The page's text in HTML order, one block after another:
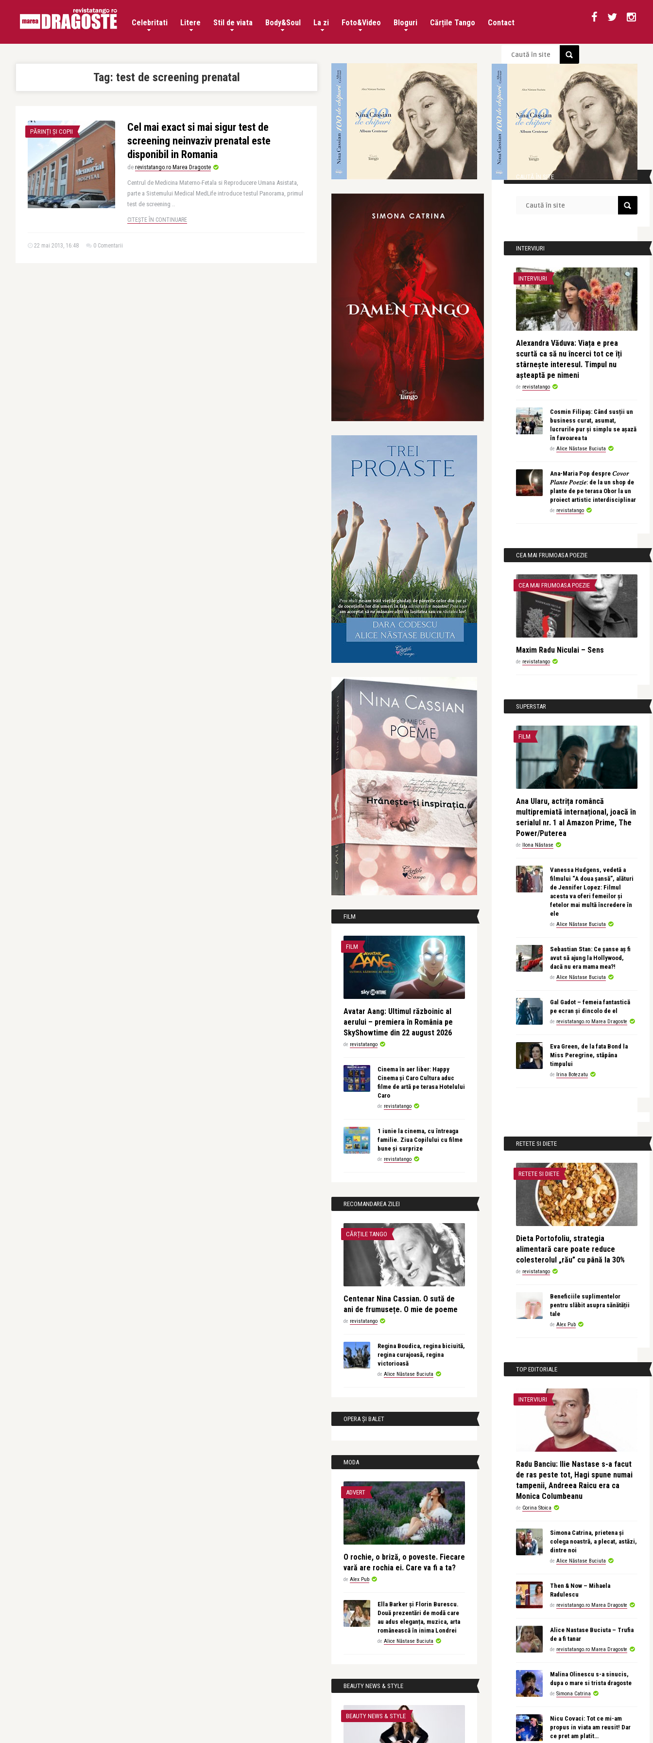
Celebritati Litere Stil de viata Body&Soul La zi Foto&Video Bloguri Cărțile Tango Contact
Tag: test de screening prenatal
PĂRINȚI ȘI COPII
Cel mai exact si mai sigur test de
screening neinvaziv prenatal este
disponibil in Romania
de revistatango.ro Marea Dragoste
Centrul de Medicina Materno-Fetala si Reproducere Umana Asistata,
parte a Sistemului Medical MedLife introduce testul Panorama, primul
test de screening ..
CITEȘTE ÎN CONTINUARE
22 mai 2013, 16:48 0 Comentarii
FILM
FILM
Avatar Aang: Ultimul războinic al
aerului – premiera în România pe
SkyShowtime din 22 august 2026
de revistatango
Cinema în aer liber: Happy
Cinema și Caro Cultura aduc
filme de artă pe terasa Hotelului
Caro
de revistatango
1 iunie la cinema, cu întreaga
familie. Ziua Copilului cu filme
bune și surprize
de revistatango
RECOMANDAREA ZILEI
CĂRȚILE TANGO
Centenar Nina Cassian. O sută de
ani de frumusețe. O mie de poeme
de revistatango
Regina Boudica, regina biciuită,
regina curajoasă, regina
victorioasă
de Alice Năstase Buciuta
OPERA ȘI BALET
MODA
ADVERT
O rochie, o briză, o poveste. Fiecare
vară are rochia ei. Care va fi a ta?
de Alex Pub
Ella Barker și Florin Burescu.
Două prezentări de modă care
au adus eleganța, muzica, arta
românească în inima Londrei
de Alice Năstase Buciuta
BEAUTY NEWS & STYLE
BEAUTY NEWS & STYLE
CAUTĂ ÎN SITE
INTERVIURI
INTERVIURI
Alexandra Văduva: Viața e prea
scurtă ca să nu încerci tot ce îți
stârnește interesul. Timpul nu
așteaptă pe nimeni
de revistatango
Cosmin Filipaș: Când susții un
business curat, asumat,
lucrurile pur și simplu se așază
în favoarea ta
de Alice Năstase Buciuta
Ana-Maria Pop despre 𝐶𝑜𝑣𝑜𝑟
𝑃𝑙𝑎𝑛𝑡𝑒 𝑃𝑜𝑒𝑧𝑖𝑒: de la un shop de
plante de pe terasa Obor la un
proiect artistic interdisciplinar
de revistatango
CEA MAI FRUMOASA POEZIE
CEA MAI FRUMOASA POEZIE
Maxim Radu Niculai – Sens
de revistatango
SUPERSTAR
FILM
Ana Ularu, actrița româncă
multipremiată internațional, joacă în
serialul nr. 1 al Amazon Prime, The
Power/Puterea
de Ilona Năstase
Vanessa Hudgens, vedetă a
filmului “A doua șansă”, alături
de Jennifer Lopez: Filmul
acesta va oferi femeilor și
fetelor mai multă încredere în
ele
de Alice Năstase Buciuta
Sebastian Stan: Ce șanse aș fi
avut să ajung la Hollywood,
dacă nu era mama mea?!
de Alice Năstase Buciuta
Gal Gadot – femeia fantastică
pe ecran și dincolo de el
de revistatango.ro Marea Dragoste
Eva Green, de la fata Bond la
Miss Peregrine, stăpâna
timpului
de Irina Botezatu
RETETE SI DIETE
RETETE SI DIETE
Dieta Portofoliu, strategia
alimentară care poate reduce
colesterolul „rău” cu până la 30%
de revistatango
Beneficiile suplimentelor
pentru slăbit asupra sănătății
tale
de Alex Pub
TOP EDITORIALE
INTERVIURI
Radu Banciu: Ilie Nastase s-a facut
de ras peste tot, Hagi spune numai
tampenii, Andreea Raicu era ca
Monica Columbeanu
de Corina Stoica
Simona Catrina, prietena și
colega noastră, a plecat, astăzi,
dintre noi
de Alice Năstase Buciuta
Then & Now – Mihaela
Radulescu
de revistatango.ro Marea Dragoste
Alice Nastase Buciuta – Trufia
de a fi tanar
de revistatango.ro Marea Dragoste
Malina Olinescu s-a sinucis,
dupa o mare si trista dragoste
de Simona Catrina
Nicu Covaci: Tot ce mi-am
propus in viata am reusit! Dar
ce pret am platit…